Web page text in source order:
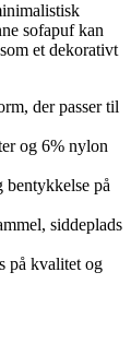
sofapuf kan
et dekorativt
der passer til
og 6% nylon
bentykkelse på
siddeplads
på kvalitet og